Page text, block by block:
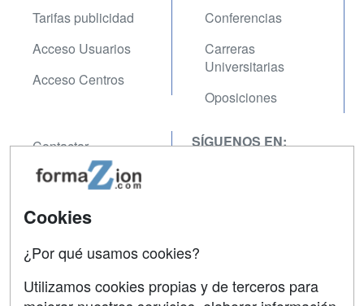
Tarifas publicidad
Acceso Usuarios
Acceso Centros
Conferencias
Carreras
Universitarias
Oposiciones
Contactar
Confidencialidad
Aviso legal
SÍGUENOS EN:
Cookies
¿Por qué usamos cookies?
Utilizamos cookies propias y de terceros para